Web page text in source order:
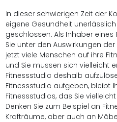
In dieser schwierigen Zeit der
eigene Gesundheit
geschlossen. Als Inhaber
Sie unter den Auswirkungen
jetzt viele Menschen auf ihre
und Sie müssen sich vielleicht
Fitnessstudio deshalb
Fitnessstudio aufgeben, bleibt
Fitnessstudios, das Sie
Denken Sie zum Beispiel an
Krafträume, aber auch an